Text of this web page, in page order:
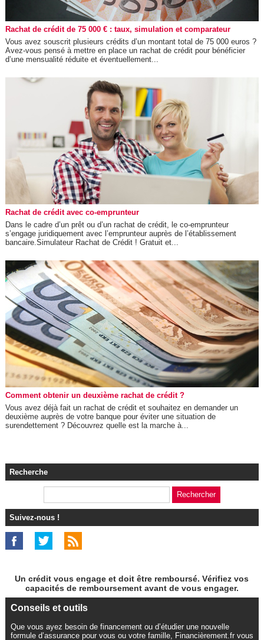
Rachat de crédit de 75 000 € : taux, simulation et comparateur
Vous avez souscrit plusieurs crédits d’un montant total de 75 000 euros ?
Avez-vous pensé à mettre en place un rachat de crédit pour bénéficier
d’une mensualité réduite et éventuellement...
Rachat de crédit avec co-emprunteur
Dans le cadre d’un prêt ou d’un rachat de crédit, le co-emprunteur
s’engage juridiquement avec l’emprunteur auprès de l’établissement
bancaire.Simulateur Rachat de Crédit ! Gratuit et...
Comment obtenir un deuxième rachat de crédit ?
Vous avez déjà fait un rachat de crédit et souhaitez en demander un
deuxième auprès de votre banque pour éviter une situation de
surendettement ? Découvrez quelle est la marche à...
Recherche
Suivez-nous !
Un crédit vous engage et doit être remboursé. Vérifiez vos
capacités de remboursement avant de vous engager.
Conseils et outils
Que vous ayez besoin de financement ou d’étudier une nouvelle
formule d’assurance pour vous ou votre famille, Financièrement.fr vous